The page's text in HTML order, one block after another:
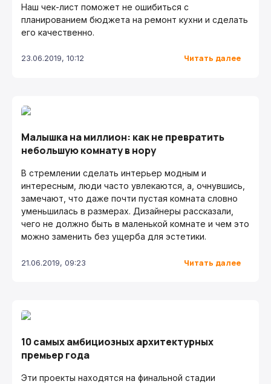
Наш чек-лист поможет не ошибиться с
планированием бюджета на ремонт кухни и сделать
его качественно.
23.06.2019, 10:12 Читать далее
Малышка на миллион: как не превратить
небольшую комнату в нору
В стремлении сделать интерьер модным и
интересным, люди часто увлекаются, а, очнувшись,
замечают, что даже почти пустая комната словно
уменьшилась в размерах. Дизайнеры рассказали,
чего не должно быть в маленькой комнате и чем это
можно заменить без ущерба для эстетики.
21.06.2019, 09:23 Читать далее
10 самых амбициозных архитектурных
премьер года
Эти проекты находятся на финальной стадии